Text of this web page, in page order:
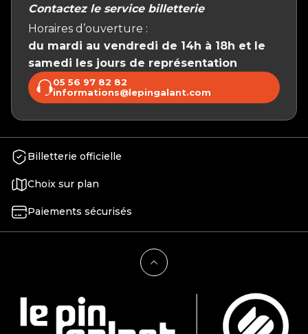
Contactez le service billetterie
Horaires d’ouverture :
du mardi au vendredi de 14h à 18h et le
samedi les jours de représentation
05 56 97 82 82
informations@lepingalant.com
Billetterie officielle
Choix sur plan
Paiements sécurisés